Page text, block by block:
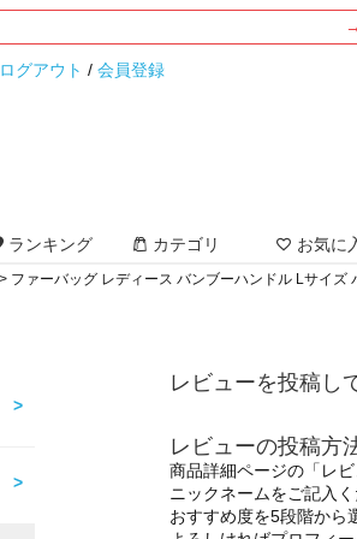
ログアウト / 会員登録
ランキング カテゴリ お気に
ファーバッグ レディース バンブーハンドル Lサイ
レビューを投稿し
レビューの投稿方
商品詳細ページの「レ
ニックネームをご記入く
おすすめ度を5段階から